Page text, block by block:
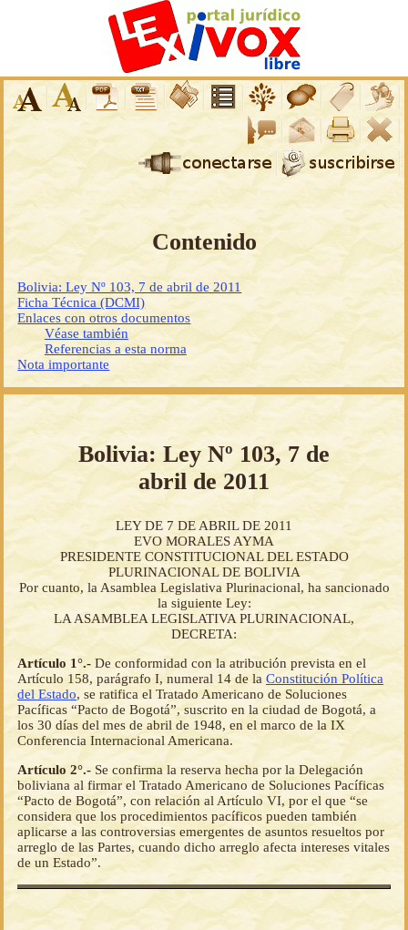
Contenido
Bolivia: Ley Nº 103, 7 de abril de 2011
Ficha Técnica (DCMI)
Enlaces con otros documentos
Véase también
Referencias a esta norma
Nota importante
Bolivia: Ley Nº 103, 7 de
abril de 2011
LEY DE 7 DE ABRIL DE 2011
EVO MORALES AYMA
PRESIDENTE CONSTITUCIONAL DEL ESTADO
PLURINACIONAL DE BOLIVIA
Por cuanto, la Asamblea Legislativa Plurinacional, ha sancionado
la siguiente Ley:
LA ASAMBLEA LEGISLATIVA PLURINACIONAL,
DECRETA:
Artículo 1°.- De conformidad con la atribución prevista en el
Artículo 158, parágrafo I, numeral 14 de la Constitución Política
del Estado, se ratifica el Tratado Americano de Soluciones
Pacíficas “Pacto de Bogotá”, suscrito en la ciudad de Bogotá, a
los 30 días del mes de abril de 1948, en el marco de la IX
Conferencia Internacional Americana.
Artículo 2°.- Se confirma la reserva hecha por la Delegación
boliviana al firmar el Tratado Americano de Soluciones Pacíficas
“Pacto de Bogotá”, con relación al Artículo VI, por el que “se
considera que los procedimientos pacíficos pueden también
aplicarse a las controversias emergentes de asuntos resueltos por
arreglo de las Partes, cuando dicho arreglo afecta intereses vitales
de un Estado”.